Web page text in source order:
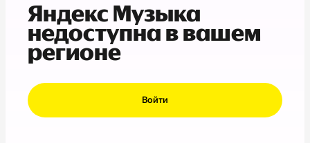
Яндекс Музыка
недоступна в вашем
регионе
Войти